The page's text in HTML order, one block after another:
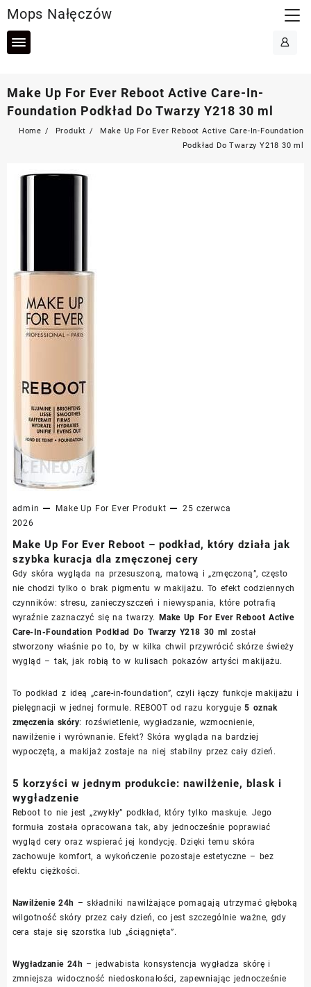
to
content
Mops Nałęczów
Make Up For Ever Reboot Active Care-In-
Foundation Podkład Do Twarzy Y218 30 ml
Home Produkt
Make Up For Ever Reboot Active Care-In-Foundation
Podkład Do Twarzy Y218 30 ml
admin Make Up For Ever Produkt
25 czerwca
2026
Make Up For Ever Reboot – podkład, który działa jak
szybka kuracja dla zmęczonej cery
Gdy skóra wygląda na przesuszoną, matową i „zmęczoną”, często
nie chodzi tylko o brak pigmentu w makijażu. To efekt codziennych
czynników: stresu, zanieczyszczeń i niewyspania, które potrafią
wyraźnie zaznaczyć się na twarzy. Make Up For Ever Reboot Active
Care-In-Foundation Podkład Do Twarzy Y218 30 ml został
stworzony właśnie po to, by w kilka chwil przywrócić skórze świeży
wygląd – tak, jak robią to w kulisach pokazów artyści makijażu.
To podkład z ideą „care-in-foundation”, czyli łączy funkcje makijażu i
pielęgnacji w jednej formule. REBOOT od razu koryguje5 oznak
zmęczenia skóry: rozświetlenie, wygładzanie, wzmocnienie,
nawilżenie i wyrównanie. Efekt? Skóra wygląda na bardziej
wypoczętą, a makijaż zostaje na niej stabilny przez cały dzień.
5 korzyści w jednym produkcie: nawilżenie, blask i
wygładzenie
Reboot to nie jest „zwykły” podkład, który tylko maskuje. Jego
formuła została opracowana tak, aby jednocześnie poprawiać
wygląd cery oraz wspierać jej kondycję. Dzięki temu skóra
zachowuje komfort, a wykończenie pozostaje estetyczne – bez
efektu ciężkości.
Nawilżenie 24h – składniki nawilżające pomagają utrzymać głęboką
wilgotność skóry przez cały dzień, co jest szczególnie ważne, gdy
cera staje się szorstka lub „ściągnięta”.
Wygładzanie 24h – jedwabista konsystencja wygładza skórę i
zmniejsza widoczność niedoskonałości, zapewniając jednocześnie